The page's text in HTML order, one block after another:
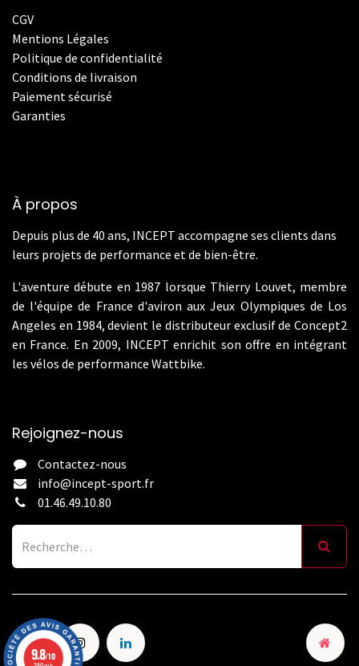
CGV
Mentions Légales
Politique de confidentialité
Conditions de livraison
Paiement sécurisé
Garanties
À propos
Depuis plus de 40 ans, INCEPT accompagne ses clients dans
leurs projets de performance et de bien-être.
L'aventure débute en 1987 lorsque Thierry Louvet, membre
de l'équipe de France d'aviron aux Jeux Olympiques de Los
Angeles en 1984, devient le distributeur exclusif de Concept2
en France. En 2009, INCEPT enrichit son offre en intégrant
les vélos de performance Wattbike.
Rejoignez-nous
Contactez-nous
info@incept-sport.fr
01.46.49.10.80
9.8/10